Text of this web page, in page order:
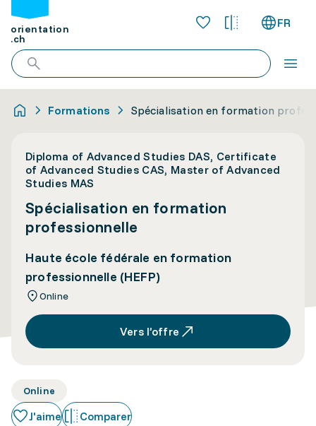
orientation
.ch
FR
Formations Spécialisation en formation
Diploma of Advanced Studies DAS, Certificate
of Advanced Studies CAS, Master of Advanced
Studies MAS
Spécialisation en formation
professionnelle
Haute école fédérale en formation
professionnelle (HEFP)
Online
Vers l’offre
Online
J'aime Comparer